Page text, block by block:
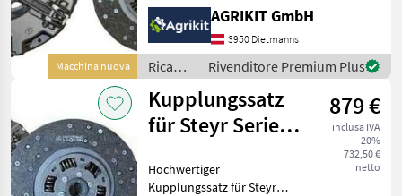
Macchina nuova
Kupplungssatz eignet sich
ideal für die fachgerechte
Reparatur oder
Instandsetzung d
AGRIKIT GmbH
3950 Dietmanns
Ricambi
per
macchine
agricole
/ Steyr
Rivenditore Premium Plus
Kupplungssatz
für Steyr Serie
Geot
879 €
inclusa IVA
20%
732,50 €
netto
Hochwertiger
Kupplungssatz für Steyr